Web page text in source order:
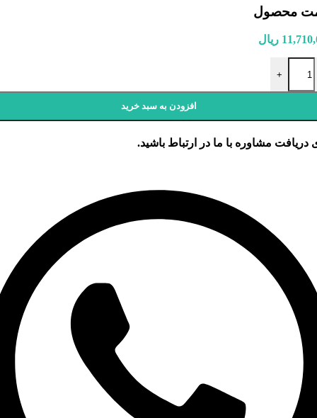
محصول
ریال
+
افزودن به سبد خرید
دریافت مشاوره با ما در ارتباط باشید.